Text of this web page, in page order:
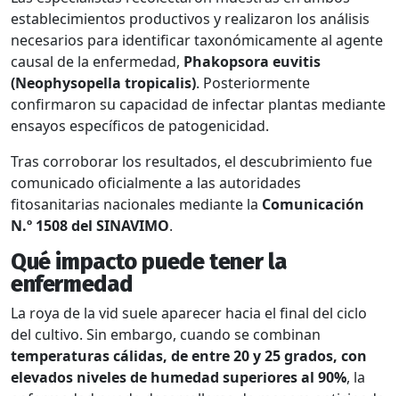
establecimientos productivos y realizaron los análisis
necesarios para identificar taxonómicamente al agente
causal de la enfermedad, Phakopsora euvitis
(Neophysopella tropicalis). Posteriormente
confirmaron su capacidad de infectar plantas mediante
ensayos específicos de patogenicidad.
Tras corroborar los resultados, el descubrimiento fue
comunicado oficialmente a las autoridades
fitosanitarias nacionales mediante la Comunicación
N.º 1508 del SINAVIMO.
Qué impacto puede tener la
enfermedad
La roya de la vid suele aparecer hacia el final del ciclo
del cultivo. Sin embargo, cuando se combinan
temperaturas cálidas, de entre 20 y 25 grados, con
elevados niveles de humedad superiores al 90%, la